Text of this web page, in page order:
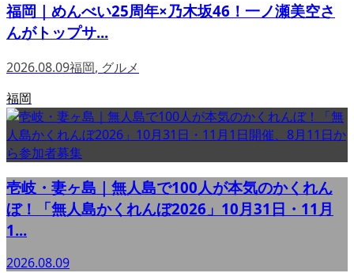
福岡｜めんべい25周年×乃木坂46！一ノ瀬美空さ
んがトップサ...
2026.08.09福岡, グルメ
福岡
壱岐・妻ヶ島｜無人島で100人が本気のかくれん
ぼ！「無人島かくれんぼ2026」10月31日・11月
1...
2026.08.09